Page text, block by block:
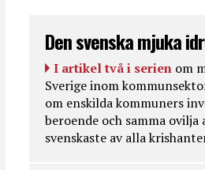
Den svenska mjuka
I artikel två i serien om
Sverige inom
om enskilda kommuners
beroende och samma
svenskaste av alla